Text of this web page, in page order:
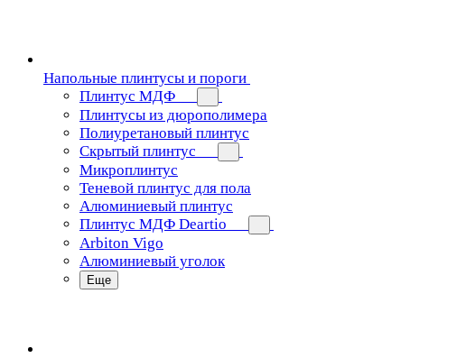
Напольные плинтусы и пороги
Плинтус МДФ
Плинтусы из дюрополимера
Полиуретановый плинтус
Скрытый плинтус
Микроплинтус
Теневой плинтус для пола
Алюминиевый плинтус
Плинтус МДФ Deartio
Arbiton Vigo
Алюминиевый уголок
Еще